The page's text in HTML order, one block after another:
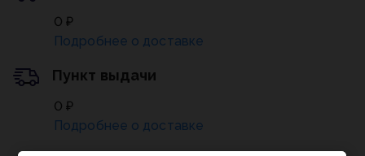
0 ₽
Подробнее о доставке
Пункт выдачи
0 ₽
Подробнее о доставке